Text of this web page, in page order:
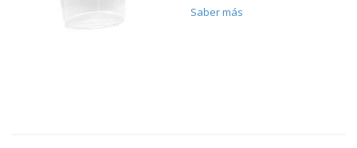
Saber más